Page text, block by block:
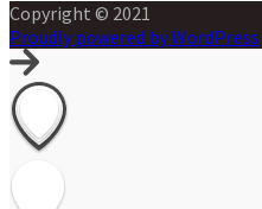
Copyright © 2021
Proudly powered by WordPress